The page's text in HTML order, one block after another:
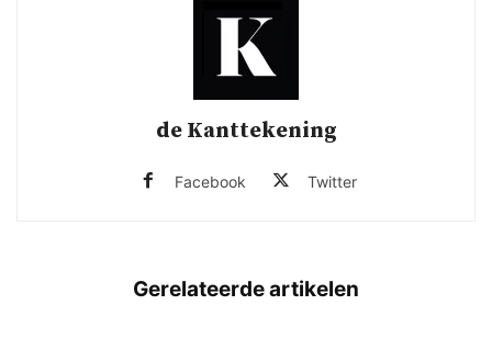
de Kanttekening
Facebook Twitter